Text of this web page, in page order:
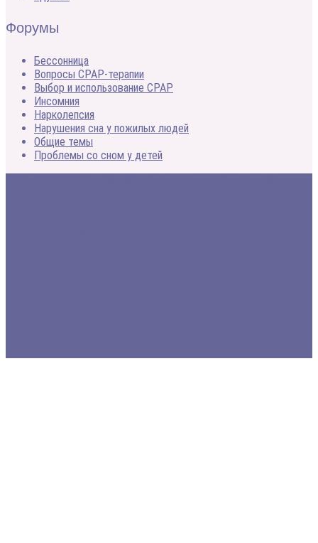
Форумы
Бессонница
Вопросы CPAP-терапии
Выбор и использование CPAP
Инсомния
Нарколепсия
Нарушения сна у пожилых людей
Общие темы
Проблемы со сном у детей